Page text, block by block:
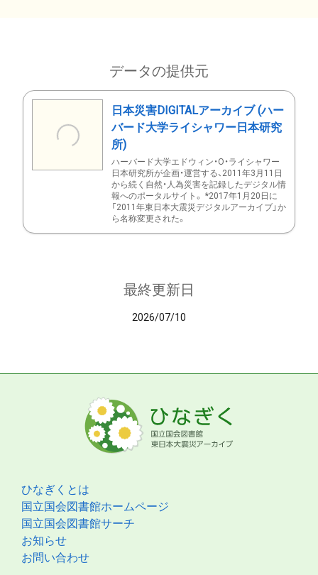
データの提供元
日本災害DIGITALアーカイブ (ハー
バード大学ライシャワー日本研究
所)
ハーバード大学エドウィン・O・ライシャワー
日本研究所が企画・運営する、2011年3月11日
から続く自然・人為災害を記録したデジタル情
報へのポータルサイト。 *2017年1月20日に
「2011年東日本大震災デジタルアーカイブ」か
ら名称変更された。
最終更新日
2026/07/10
ひなぎくとは
国立国会図書館ホームページ
国立国会図書館サーチ
お知らせ
お問い合わせ